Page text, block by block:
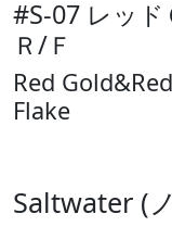
#S-07 レッド
Ｒ/Ｆ
Red Gold&Red
Flake
Saltwater (